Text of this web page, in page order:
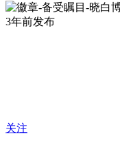
3年前发布
关注